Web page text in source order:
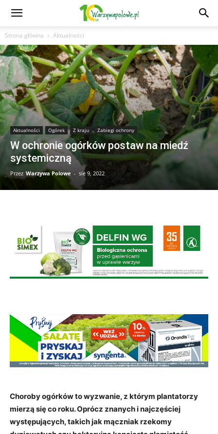
Strona główna Aktualności
Aktualności Ogórek Z kraju Zabiegi ochrony
W ochronie ogórków postaw na miedź
systemiczną
Przez Warzywa Polowe - sie 9, 2022
Choroby ogórków to wyzwanie, z którym plantatorzy
mierzą się co roku. Oprócz znanych i najczęściej
występujących, takich jak mączniak rzekomy